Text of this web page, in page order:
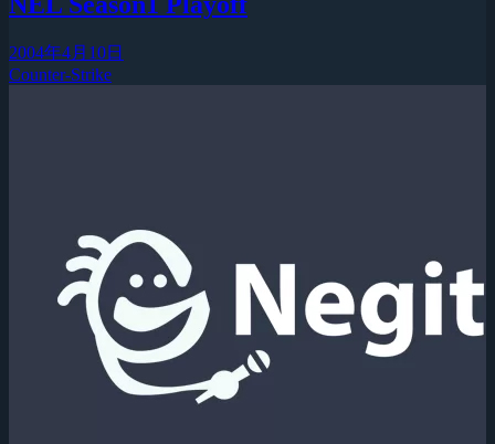
2004年4月10日
Counter-Strike